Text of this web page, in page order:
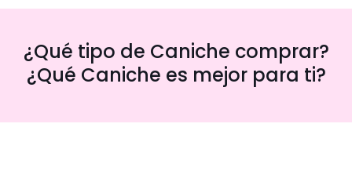
¿Qué tipo de Caniche comprar?
¿Qué Caniche es mejor para ti?